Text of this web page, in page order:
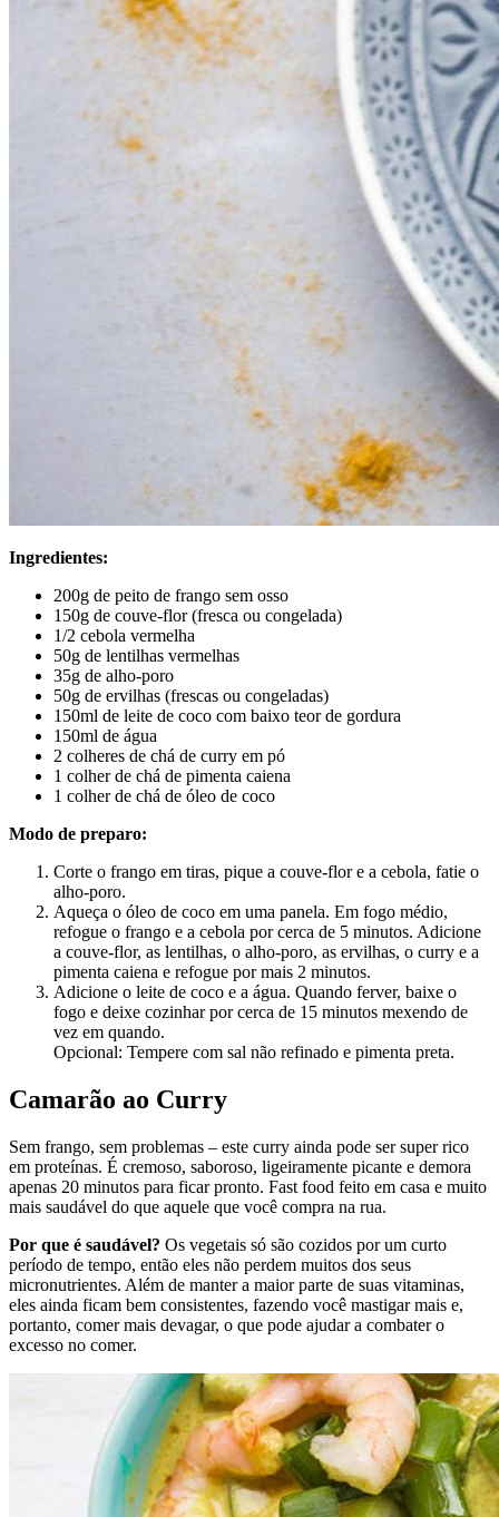
Ingredientes:
200g de peito de frango sem osso
150g de couve-flor (fresca ou congelada)
1/2 cebola vermelha
50g de lentilhas vermelhas
35g de alho-poro
50g de ervilhas (frescas ou congeladas)
150ml de leite de coco com baixo teor de gordura
150ml de água
2 colheres de chá de curry em pó
1 colher de chá de pimenta caiena
1 colher de chá de óleo de coco
Modo de preparo:
Corte o frango em tiras, pique a couve-flor e a cebola, fatie o
alho-poro.
Aqueça o óleo de coco em uma panela. Em fogo médio,
refogue o frango e a cebola por cerca de 5 minutos. Adicione
a couve-flor, as lentilhas, o alho-poro, as ervilhas, o curry e a
pimenta caiena e refogue por mais 2 minutos.
Adicione o leite de coco e a água. Quando ferver, baixe o
fogo e deixe cozinhar por cerca de 15 minutos mexendo de
vez em quando.
Opcional: Tempere com sal não refinado e pimenta preta.
Camarão ao Curry
Sem frango, sem problemas – este curry ainda pode ser super rico
em proteínas. É cremoso, saboroso, ligeiramente picante e demora
apenas 20 minutos para ficar pronto. Fast food feito em casa e muito
mais saudável do que aquele que você compra na rua.
Por que é saudável? Os vegetais só são cozidos por um curto
período de tempo, então eles não perdem muitos dos seus
micronutrientes. Além de manter a maior parte de suas vitaminas,
eles ainda ficam bem consistentes, fazendo você mastigar mais e,
portanto, comer mais devagar, o que pode ajudar a combater o
excesso no comer.